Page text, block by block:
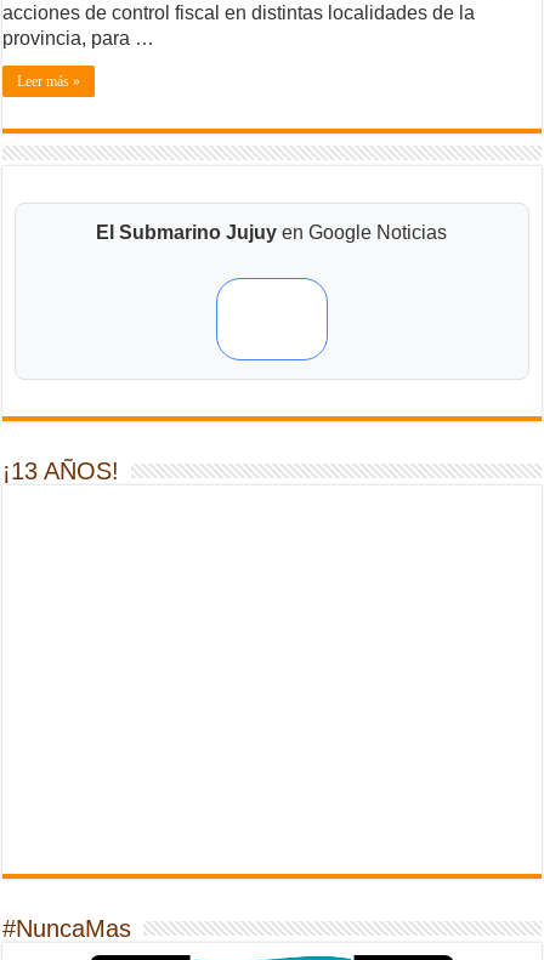
acciones de control fiscal en distintas localidades de la
provincia, para …
Leer más »
El Submarino Jujuy en Google Noticias
¡13 AÑOS!
#NuncaMas